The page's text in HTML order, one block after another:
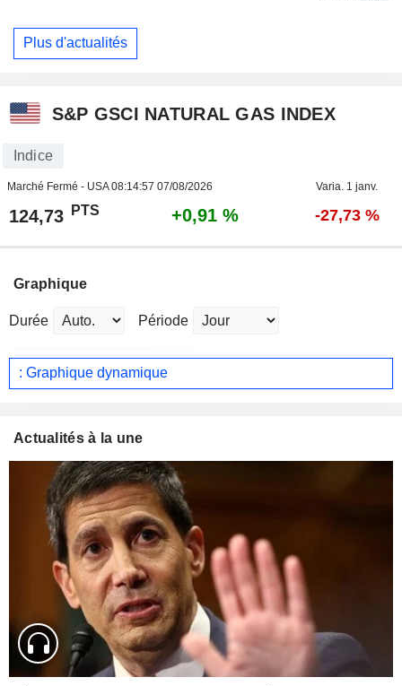
Plus d'actualités
S&P GSCI NATURAL GAS INDEX
Indice
Marché Fermé - USA08:14:57 07/08/2026 Varia. 1 janv.
124,73 PTS +0,91 % -27,73 %
Graphique
Durée Période
: Graphique dynamique
Actualités à la une